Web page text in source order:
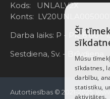
Kods: UNLALV2X
Konts:
Darba laiks: P - Pk. 8:00 -
Sestdiena, Sv. - Brīvdiena
Autortiesības © 2021-2025,
Šī
Mūsu
sīkdatnes,
darbību,
statistiku,
aktivitātes.